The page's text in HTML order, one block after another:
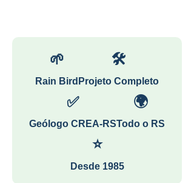
🌱
Rain Bird
🛠
Projeto Completo
✅
Geólogo CREA-RS
🌍
Todo o RS
⭐
Desde 1985